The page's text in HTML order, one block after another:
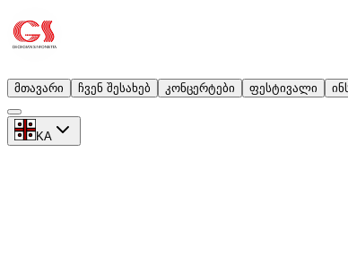
მთავარი ჩვენ შესახებ კონცერტები ფესტივალი
KA